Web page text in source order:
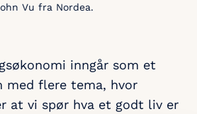
Vu fra Nordea.
inngår som et
med flere tema, hvor
at vi spør hva et godt liv er